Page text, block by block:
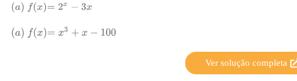
Ver solução completa